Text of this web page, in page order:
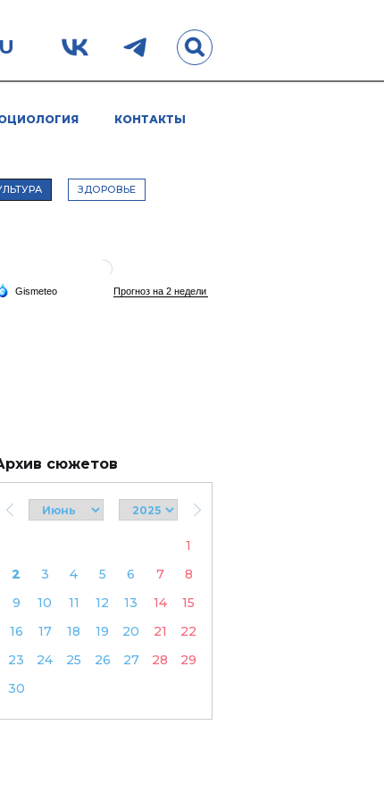
КОНТАКТЫ
ЗДОРОВЬЕ
сюжетов
1
2
3 4 5 6 7
8
9
10 11 12 13 14
15
16
17 18 19 20 21
22
23
24 25 26 27 28
29
30